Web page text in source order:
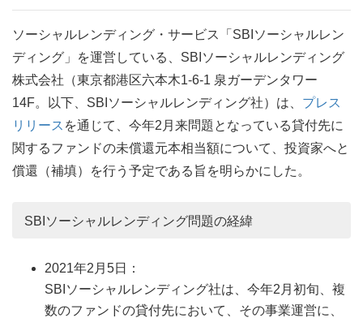
ソーシャルレンディング・サービス「SBIソーシャルレン
ディング」を運営している、SBIソーシャルレンディング
株式会社（東京都港区六本木1-6-1 泉ガーデンタワー
14F。以下、SBIソーシャルレンディング社）は、 プレス
リリース を通じて、今年2月来問題となっている貸付先に
関するファンドの未償還元本相当額について、投資家へと
償還（補填）を行う予定である旨を明らかにした。
SBIソーシャルレンディング問題の経緯
2021年2月5日：
SBIソーシャルレンディング社は、今年2月初旬、複
数のファンドの貸付先において、その事業運営に、